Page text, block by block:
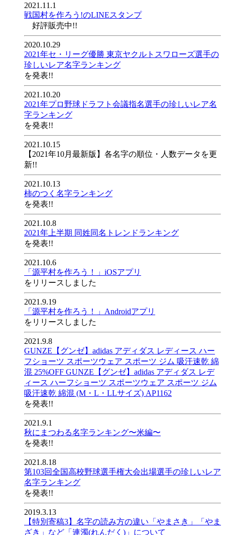
2021.11.1
戦国村を作ろう!のLINEスタンプ
好評販売中!!
2020.10.29
2021年セ・リーグ優勝 東京ヤクルトスワローズ選手の
珍しいレア名字ランキング
を発表!!
2021.10.20
2021年プロ野球ドラフト会議指名選手の珍しいレア名
字ランキング
を発表!!
2021.10.15
【2021年10月最新版】各名字の順位・人数データを更
新!!
2021.10.13
柿のつく名字ランキング
を発表!!
2021.10.8
2021年上半期 同姓同名トレンドランキング
を発表!!
2021.10.6
「源平村を作ろう！」iOSアプリ
をリリースしました
2021.9.19
「源平村を作ろう！」Androidアプリ
をリリースしました
2021.9.8
GUNZE【グンゼ】adidas アディダス レディース ハー
フショーツ スポーツウェア スポーツ ジム 吸汗速乾 綿
混 25%OFF GUNZE【グンゼ】adidas アディダス レデ
ィース ハーフショーツ スポーツウェア スポーツ ジム
吸汗速乾 綿混 (M・L・LLサイズ) AP1162
を発表!!
2021.9.1
秋にまつわる名字ランキング〜米編〜
を発表!!
2021.8.18
第103回全国高校野球選手権大会出場選手の珍しいレア
名字ランキング
を発表!!
2019.3.13
【特別寄稿3】名字の読み方の違い「やまさき」「やま
ざき」など「連濁(れんだく)」について